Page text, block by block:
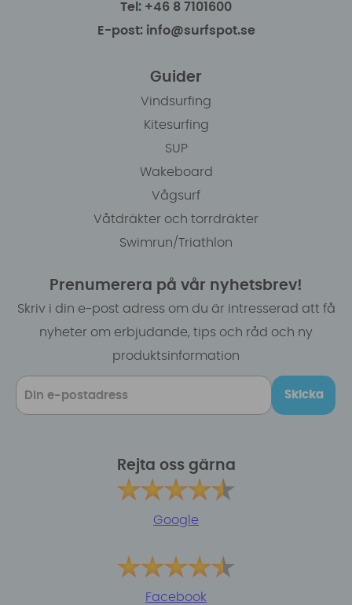
Tel: +46 8 7101600
E-post: info@surfspot.se
Guider
Vindsurfing
Kitesurfing
SUP
Wakeboard
Vågsurf
Våtdräkter och torrdräkter
Swimrun/Triathlon
Prenumerera på vår nyhetsbrev!
Skriv i din e-post adress om du är intresserad att få
nyheter om erbjudande, tips och råd och ny
produktsinformation
Skicka
Rejta oss gärna
Google
Facebook